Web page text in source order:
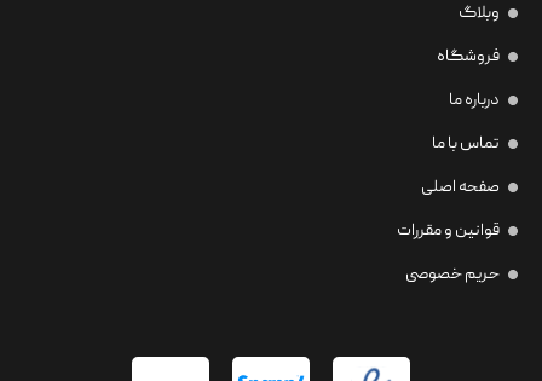
وبلاگ
فروشگاه
درباره ما
تماس با ما
صفحه اصلی
قوانین و مقررات
حریم خصوصی